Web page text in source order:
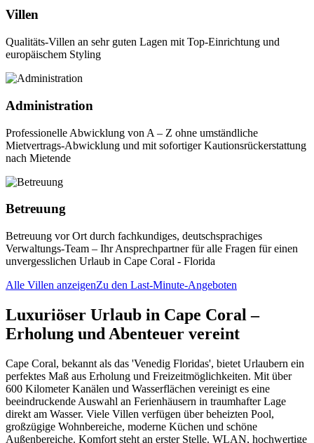
Villen
Qualitäts-Villen an sehr guten Lagen mit Top-Einrichtung und
europäischem Styling
Administration
Professionelle Abwicklung von A – Z ohne umständliche
Mietvertrags-Abwicklung und mit sofortiger Kautionsrückerstattung
nach Mietende
Betreuung
Betreuung vor Ort durch fachkundiges, deutschsprachiges
Verwaltungs-Team – Ihr Ansprechpartner für alle Fragen für einen
unvergesslichen Urlaub in Cape Coral - Florida
Alle Villen anzeigenZu den Last-Minute-Angeboten
Luxuriöser Urlaub in Cape Coral –
Erholung und Abenteuer vereint
Cape Coral, bekannt als das 'Venedig Floridas', bietet Urlaubern ein
perfektes Maß aus Erholung und Freizeitmöglichkeiten. Mit über
600 Kilometer Kanälen und Wasserflächen vereinigt es eine
beeindruckende Auswahl an Ferienhäusern in traumhafter Lage
direkt am Wasser. Viele Villen verfügen über beheizten Pool,
großzügige Wohnbereiche, moderne Küchen und schöne
Außenbereiche. Komfort steht an erster Stelle. WLAN, hochwertige